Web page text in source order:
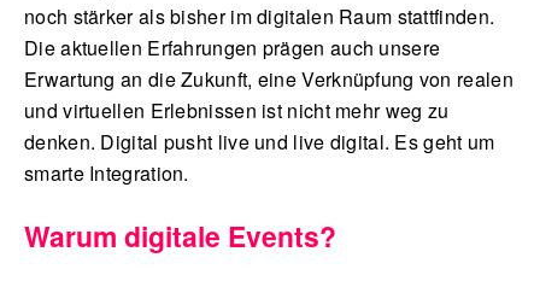
noch stärker als bisher im digitalen Raum stattfinden.
Die aktuellen Erfahrungen prägen auch unsere
Erwartung an die Zukunft, eine Verknüpfung von realen
und virtuellen Erlebnissen ist nicht mehr weg zu
denken. Digital pusht live und live digital. Es geht um
smarte Integration.
Warum digitale Events?